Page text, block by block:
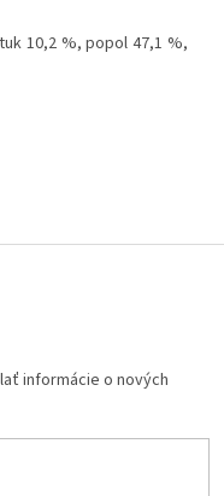
10,2 %, popol 47,1 %,
informácie o nových